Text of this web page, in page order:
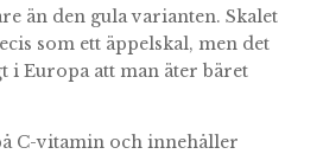
än den gula varianten. Skalet
som ett äppelskal, men det
i Europa att man äter bäret
C-vitamin och innehåller